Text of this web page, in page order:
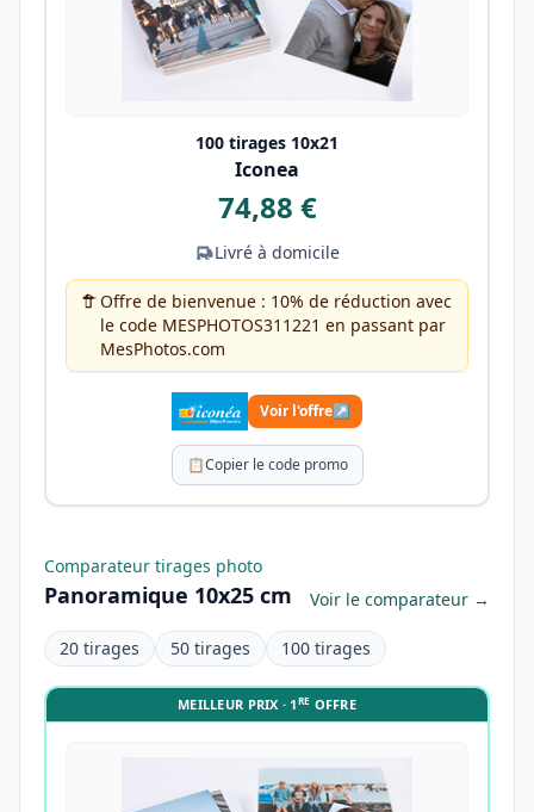
100 tirages 10x21
Iconea
74,88 €
Livré à domicile
Offre de bienvenue : 10% de réduction avec
le code MESPHOTOS311221 en passant par
MesPhotos.com
Voir l'offre↗
📋Copier le code promo
Comparateur tirages photo
Panoramique 10x25 cm Voir le comparateur →
20 tirages 50 tirages 100 tirages
MEILLEUR PRIX · 1RE OFFRE